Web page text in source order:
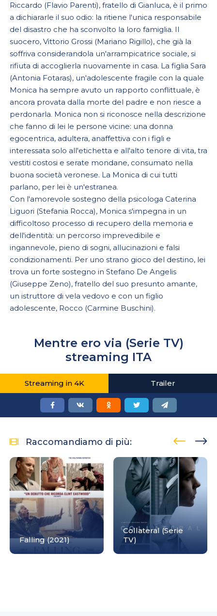
Riccardo (Flavio Parenti), fratello di Gianluca, è il primo
a dichiararle il suo odio: la ritiene l'unica responsabile
del disastro che ha sconvolto la loro famiglia. Il
suocero, Vittorio Grossi (Mariano Rigillo), che già la
soffriva considerandola un'arrampicatrice sociale, si
rifiuta di accoglierla nuovamente in casa. La figlia Sara
(Antonia Fotaras), un'adolescente fragile con la quale
Monica ha sempre avuto un rapporto conflittuale, è
ancora provata dalla morte del padre e non riesce a
perdonarla. Monica non si riconosce nella descrizione
che fanno di lei le persone vicine: una donna
egocentrica, adultera, anaffettiva con i figli e
interessata solo all'etichetta e all'alto tenore di vita, tra
vestiti costosi e serate mondane, consumato nella
buona società veronese. La Monica di cui tutti
parlano, per lei è un'estranea.
Con l'amorevole sostegno della psicologa Caterina
Liguori (Stefania Rocca), Monica s'impegna in un
difficoltoso processo di recupero della memoria e
dell'identità: un percorso imprevedibile e
ingannevole, pieno di sogni, allucinazioni e falsi
condizionamenti. Per uno strano gioco del destino, lei
trova un forte sostegno in Stefano De Angelis
(Giuseppe Zeno), fratello del suo presunto amante,
un istruttore di vela vedovo e con un figlio
adolescente, Rocco (Carmine Buschini).
Mentre ero via (Serie TV)
streaming ITA
Streaming in 4K Trailer
Raccomandiamo di più:
Falling (2021)
Collateral (Serie
TV)